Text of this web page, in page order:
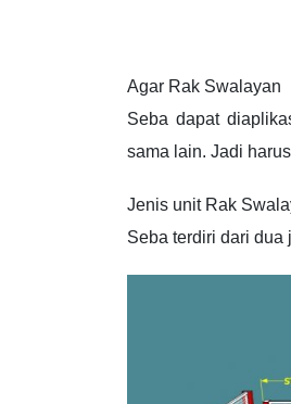
Agar Rak Swalayan
Seba dapat
sama lain. Jadi
Jenis unit Rak
Seba terdiri dari dua